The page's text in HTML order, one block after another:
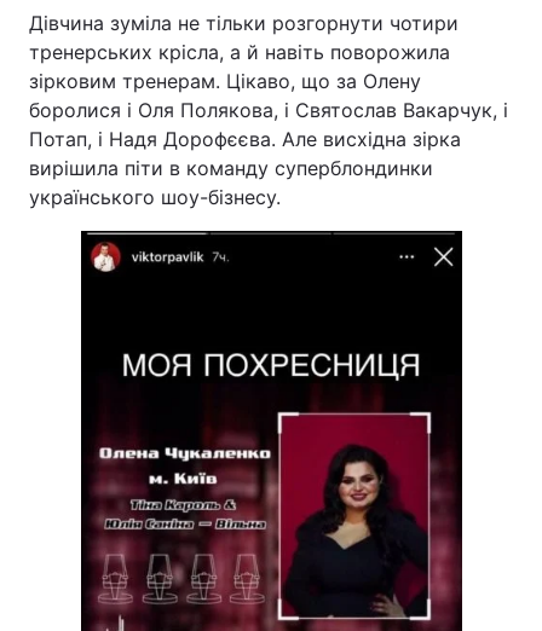
Дівчина зуміла не тільки розгорнути чотири
тренерських крісла, а й навіть поворожила
зірковим тренерам. Цікаво, що за Олену
боролися і Оля Полякова, і Святослав Вакарчук, і
Потап, і Надя Дорофєєва. Але висхідна зірка
вирішила піти в команду суперблондинки
українського шоу-бізнесу.